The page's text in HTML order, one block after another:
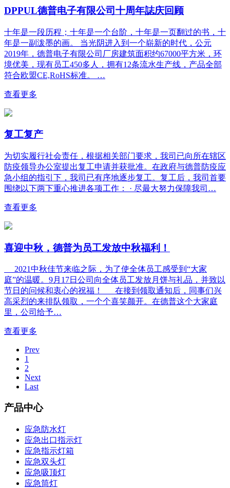
DPPUL德普电子有限公司十周年誌庆回顾
十年是一段历程；十年是一个台阶，十年是一页翻过的书，十
年是一副泼墨的画。 当光阴进入到一个崭新的时代，公元
2019年，德普电子有限公司厂房建筑面积约67000平方米，环
境优美，现有员工450多人，拥有12条流水生产线，产品全部
符合欧盟CE,RoHS标准。 …
查看更多
复工复产
为切实履行社会责任，根据相关部门要求，我司已向所在辖区
防疫领导办公室提出复工申请并获批准。在政府与德普防疫应
急小组的指引下，我司已有序地逐步复工。复工后，我司首要
围绕以下两下重心推进各项工作： · 尽最大努力保障我司…
查看更多
喜迎中秋，德普为员工发放中秋福利！
2021中秋佳节来临之际，为了使全体员工感受到“大家
庭”的温暖。9月17日公司向全体员工发放月饼与礼品，并致以
节日的问候和衷心的祝福！ 在接到领取通知后，同事们兴
高采烈的来排队领取，一个个喜笑颜开。在德普这个大家庭
里，公司给予…
查看更多
Prev
1
2
Next
Last
产品中心
应急防水灯
应急出口指示灯
应急指示灯箱
应急双头灯
应急吸顶灯
应急筒灯